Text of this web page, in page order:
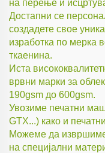
на перење и
Достапни се
создадете свое
изработка по мерка
ткаенина.
Иста
врвни марки за
190gsm до 600gsm.
Увозиме печатни
GTX...) како и
Можеме да
на специјални